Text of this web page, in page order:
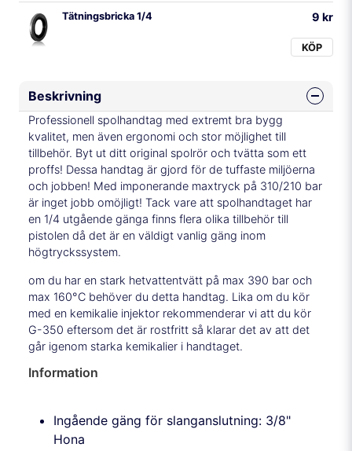
Tätningsbricka 1/4 9 kr
KÖP
Beskrivning
Professionell spolhandtag med extremt bra bygg
kvalitet, men även ergonomi och stor möjlighet till
tillbehör. Byt ut ditt original spolrör och tvätta som ett
proffs! Dessa handtag är gjord för de tuffaste miljöerna
och jobben! Med imponerande maxtryck på 310/210 bar
är inget jobb omöjligt! Tack vare att spolhandtaget har
en 1/4 utgående gänga finns flera olika tillbehör till
pistolen då det är en väldigt vanlig gäng inom
högtryckssystem.
om du har en stark hetvattentvätt på max 390 bar och
max 160°C behöver du detta handtag. Lika om du kör
med en kemikalie injektor rekommenderar vi att du kör
G-350 eftersom det är rostfritt så klarar det av att det
går igenom starka kemikalier i handtaget.
Information
Ingående gäng för slanganslutning: 3/8"
Hona